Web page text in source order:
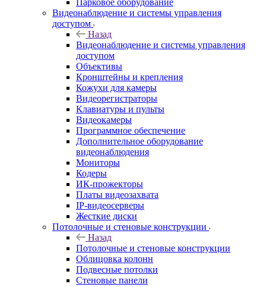
Парковое оборудование
Видеонаблюдение и системы управления
доступом
Назад
Видеонаблюдение и системы управления
доступом
Объективы
Кронштейны и крепления
Кожухи для камеры
Видеорегистраторы
Клавиатуры и пульты
Видеокамеры
Программное обеспечение
Дополнительное оборудование
видеонаблюдения
Мониторы
Кодеры
ИК-прожекторы
Платы видеозахвата
IP-видеосерверы
Жесткие диски
Потолочные и стеновые конструкции
Назад
Потолочные и стеновые конструкции
Облицовка колонн
Подвесные потолки
Стеновые панели